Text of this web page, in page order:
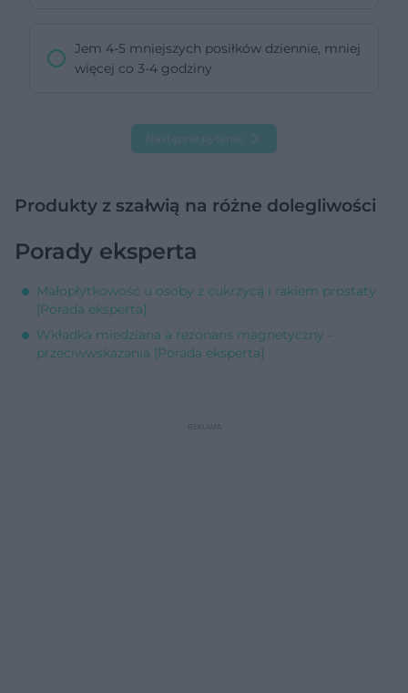
Jem 4-5 mniejszych posiłków dziennie, mniej
więcej co 3-4 godziny
Następne pytanie
Produkty z szałwią na różne dolegliwości
Porady eksperta
Małopłytkowość u osoby z cukrzycą i rakiem prostaty
[Porada eksperta]
Wkładka miedziana a rezonans magnetyczny -
przeciwwskazania [Porada eksperta]